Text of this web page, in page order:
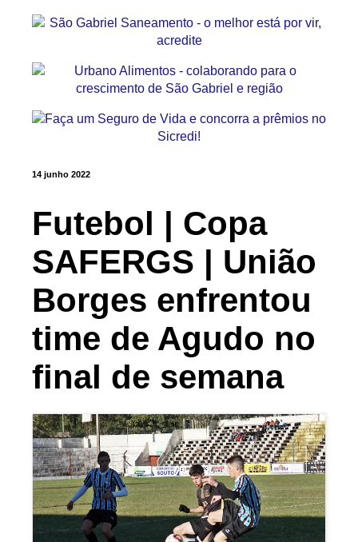
14 junho 2022
Futebol | Copa
SAFERGS | União
Borges enfrentou
time de Agudo no
final de semana